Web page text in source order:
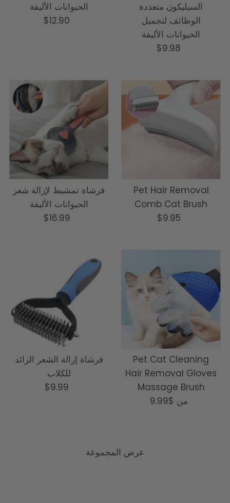
الحيوانات الأليفة
السعر
$12.90
السيليكون متعددة
الوظائف لتجميل
الحيوانات الأليفة
السعر
$9.98
فرشاة تمشيط لإزالة شعر
الحيوانات الأليفة
السعر
$16.99
Pet Hair Removal
Comb Cat Brush
السعر
$9.95
فرشاة إزالة الشعر الزائد
للكلاب
السعر
$9.99
Pet Cat Cleaning
Hair Removal Gloves
Massage Brush
السعر
من $9.99
عرض المجموعة